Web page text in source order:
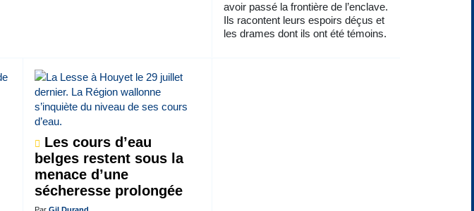
avoir passé la frontière de l’enclave.
Ils racontent leurs espoirs déçus et
les drames dont ils ont été témoins.
Les cours d’eau
belges restent sous la
menace d’une
sécheresse prolongée